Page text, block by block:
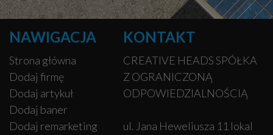
NAWIGACJA
Strona główna
Dodaj firmę
Dodaj artykuł
Dodaj baner
Dodaj remarketing
KONTAKT
CREATIVE HEADS SPÓŁKA
Z OGRANICZONĄ
ODPOWIEDZIALNOŚCIĄ
ul. Jana Heweliusza 11 lokal